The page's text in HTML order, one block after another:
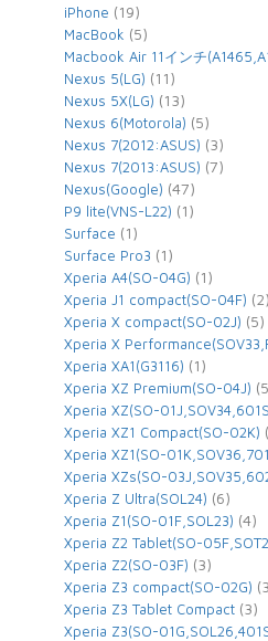
iPhone (19)
MacBook (5)
Macbook Air 11インチ
Nexus 5(LG) (11)
Nexus 5X(LG) (13)
Nexus 6(Motorola) (5)
Nexus 7(2012:ASUS) (3)
Nexus 7(2013:ASUS) (7)
Nexus(Google) (47)
P9 lite(VNS-L22) (1)
Surface (1)
Surface Pro3 (1)
Xperia A4(SO-04G) (1)
Xperia J1 compact(SO-04F) (2)
Xperia X compact(SO-02J) (5)
Xperia X
Xperia XA1(G3116) (1)
Xperia XZ Premium(SO-04J)
Xperia XZ(SO-
Xperia XZ1 Compact(SO-02K)
Xperia XZ1(SO-
Xperia XZs(SO-
Xperia Z Ultra(SOL24) (6)
Xperia Z1(SO-01F,SOL23) (4)
Xperia Z2 Tablet(SO-
Xperia Z2(SO-03F) (3)
Xperia Z3 compact(SO-02G)
Xperia Z3 Tablet Compact (3)
Xperia Z3(SO-